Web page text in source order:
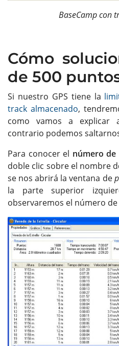
BaseCamp con
Cómo
de 500
Si nuestro GPS tiene la
track almacenado,
como vamos a explicar
contrario podemos
Para conocer el número de
doble clic sobre el nombre
se nos abrirá la ventana de
la parte superior
observaremos el número